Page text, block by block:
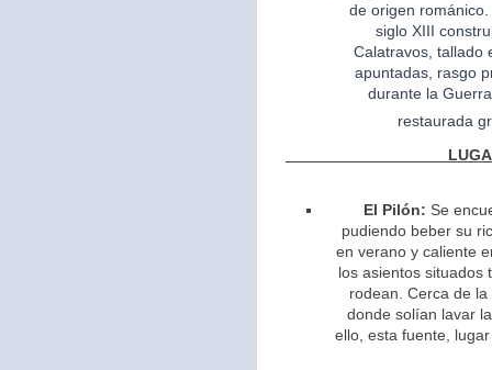
deorigen
siglo XIII
Calatravos, tallado
apuntadas, rasgo
durante la
restaurada
El Pilón: Se
pudiendo beber su
en verano y caliente
los asientos situados
rodean. Cerca de
donde solían lavar
ello, esta fuente,